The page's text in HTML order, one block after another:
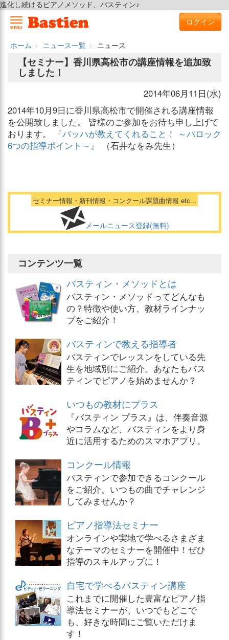
進化し続けるピアノメソッド、バスティン♪
MENU
ログイン
ホーム ニュース一覧
ニュース
【セミナー】香川県高松市の講座情報を追加致
しました！
2014年06月11日(水)
2014年10月9日に香川県高松市で開催される講座情報
を公開致しました。 皆様のご参加をお待ち申し上げて
おります。
『バッハが教えてくれること！ ～バロック
6つの指導ポイント～』
（石井なをみ先生）
セミナー情報・新刊情報・コンクール課題曲情報 etc...
メールニュース登録(無料)
コンテンツ一覧
バスティン・メソッドとは
バスティン・メソッドってどんなも
の？特徴や使い方、教材ラインナッ
プをご紹介！
バスティンで教える指導者
バスティンでレッスンをしている先
生を地域別にご紹介。あなたもバス
ティンでピアノを始めませんか？
いつもの教材にプラス
『バスティン プラス』は、伴奏音源
やコラムなど、バスティンをより身
近に活用するためのスマホアプリ。
コンクール情報
バスティンで参加できるコンクール
をご紹介。いつもの曲でチャレンジ
してみませんか？
ピアノ指導法セミナー
オンラインや実地で学べるさまざま
なテーマのセミナーを開催中！ぜひ
指導のスキルアップに！
自宅で学べるバスティン講座
これまでに開催した豊富なピアノ指
導法セミナーが、いつでもどこで
も、好きな時間にご覧いただけま
す！